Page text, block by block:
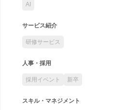
AI
サービス紹介
研修サービス
人事・採用
採用イベント 新卒
スキル・マネジメント